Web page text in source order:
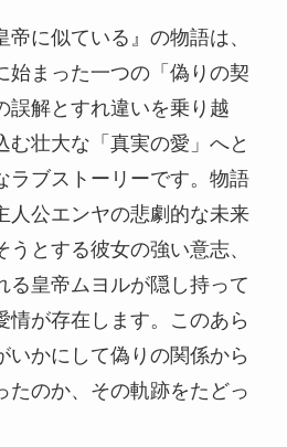
帝に似ている』の物語は、
始まった一つの「偽りの契
誤解とすれ違いを乗り越
む壮大な「真実の愛」へと
ラブストーリーです。物語
人公エンヤの悲劇的な未来
とする彼女の強い意志、
る皇帝ムヨルが隠し持って
情が存在します。このあら
いかにして偽りの関係から
たのか、その軌跡をたどっ